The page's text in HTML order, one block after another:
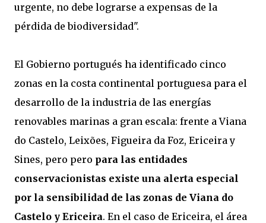
urgente, no debe lograrse a expensas de la
pérdida de biodiversidad".
El Gobierno portugués ha identificado cinco
zonas en la costa continental portuguesa para el
desarrollo de la industria de las energías
renovables marinas a gran escala: frente a Viana
do Castelo, Leixões, Figueira da Foz, Ericeira y
Sines, pero pero para las entidades
conservacionistas existe una alerta especial
por la sensibilidad de las zonas de Viana do
Castelo y Ericeira. En el caso de Ericeira, el área